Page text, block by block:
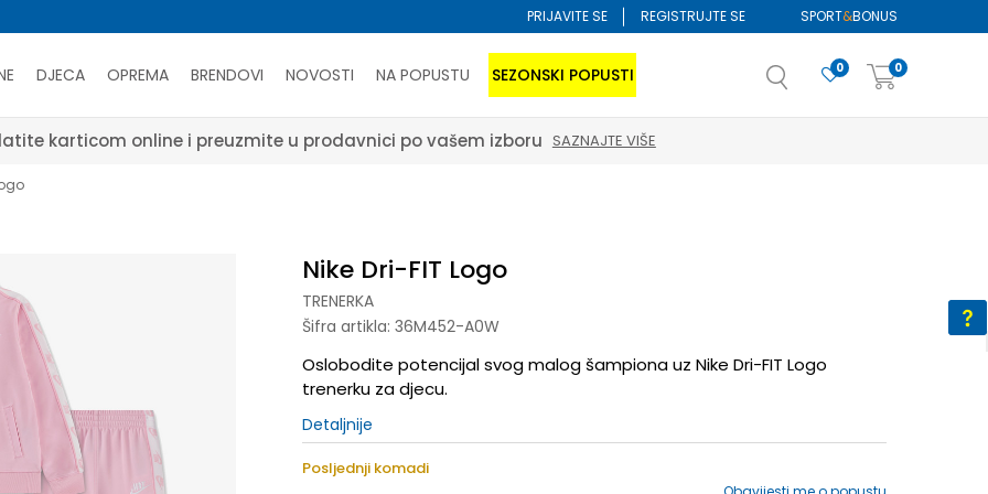
SPORT&BONUS
PRIJAVITE SE REGISTRUJTE SE
DJECA OPREMA BRENDOVI NOVOSTI NA POPUSTU SEZONSKI POPUSTI 0
0
Platite karticom online i preuzmite u prodavnici po vašem izboru SAZNAJTE VIŠE
Nike Dri-FIT Logo
TRENERKA
Šifra artikla: 36M452-A0W
Oslobodite potencijal svog malog šampiona uz Nike Dri-FIT Logo
trenerku za djecu.
Detaljnije
Posljednji komadi